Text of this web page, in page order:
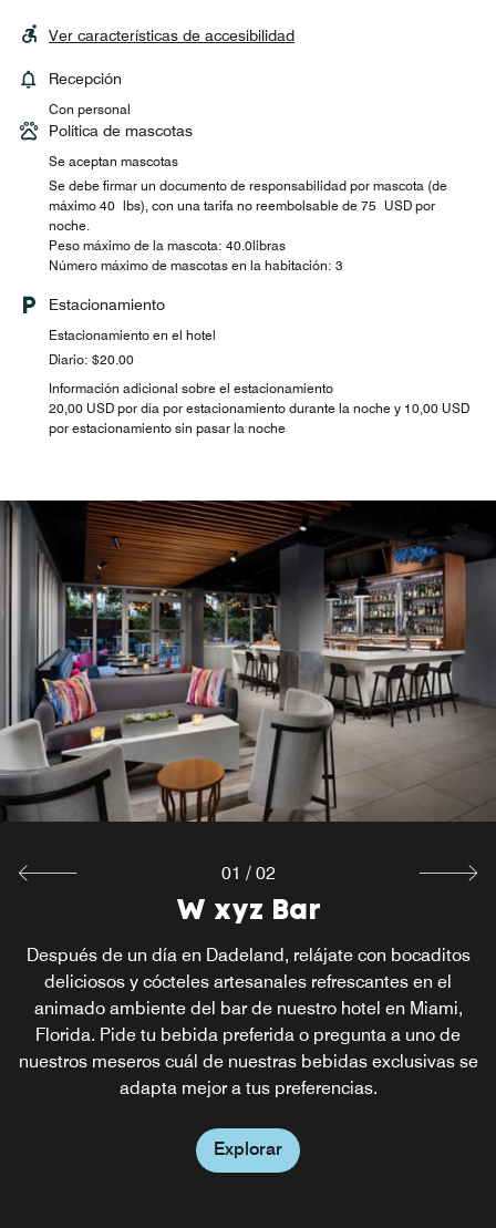
Ver características de accesibilidad
Recepción
Con personal
Política de mascotas
Se aceptan mascotas
Se debe firmar un documento de responsabilidad por mascota (de
máximo 40 lbs), con una tarifa no reembolsable de 75 USD por
noche.
Peso máximo de la mascota: 40.0libras
Número máximo de mascotas en la habitación: 3
Estacionamiento
Estacionamiento en el hotel
Diario: $20.00
Información adicional sobre el estacionamiento
20,00 USD por día por estacionamiento durante la noche y 10,00 USD
por estacionamiento sin pasar la noche
W xyz Bar
Después de un día en Dadeland, relájate con bocaditos
deliciosos y cócteles artesanales refrescantes en el
animado ambiente del bar de nuestro hotel en Miami,
Florida. Pide tu bebida preferida o pregunta a uno de
nuestros meseros cuál de nuestras bebidas exclusivas se
adapta mejor a tus preferencias.
Explorar
Re:fuel by Aloft
Los viajeros ocupados que visitan Kendall, Florida,
adoran nuestra despensa gourmet abierta las 24 horas,
que ofrece una variedad de refrigerios rápidos, bebidas
refrescantes y comidas para llevar. Cuando no tenga
tiempo de pasar por un restaurante en Dadeland, Miami,
Re:fuel by Aloft siempre tendrá algo para ofrecerte.
Explorar
01 / 02